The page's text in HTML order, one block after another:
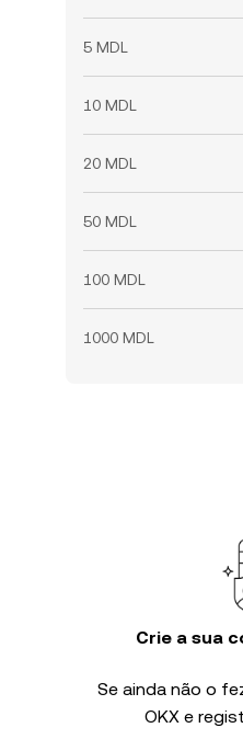
5 MDL
10 MDL
20 MDL
50 MDL
100 MDL
1000 MDL
Crie a sua
Se ainda não o
OKX e